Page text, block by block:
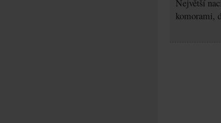
Největší
komorami,